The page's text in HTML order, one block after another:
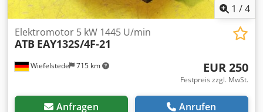
1 /4
Wiefelstede 715 km
Elektromotor 5 kW 1445 U/min
ATB EAY132S/4F-21
EUR 250
Festpreis zzgl. MwSt.
Anfragen Anrufen